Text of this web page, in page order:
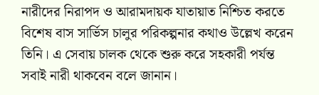
নারীদের নিরাপদ ও আরামদায়ক যাতায়াত নিশ্চিত করতে
বিশেষ বাস সার্ভিস চালুর পরিকল্পনার কথাও উল্লেখ করেন
তিনি। এ সেবায় চালক থেকে শুরু করে সহকারী পর্যন্ত
সবাই নারী থাকবেন বলে জানান।